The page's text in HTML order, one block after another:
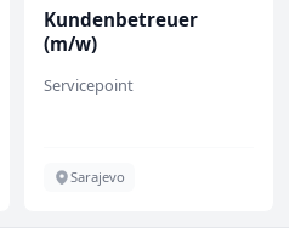
Kundenbetreuer
(m/w)
Servicepoint
Sarajevo